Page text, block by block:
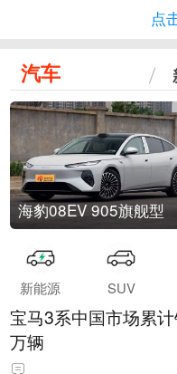
点
汽车
海豹08EV 905旗舰型
新能源 SUV
宝马3系中国市场累
万辆